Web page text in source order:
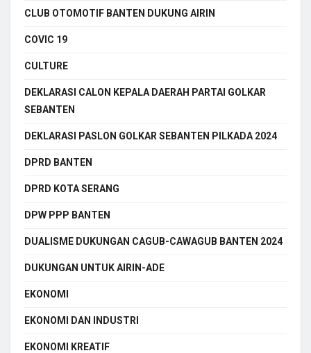
CLUB OTOMOTIF BANTEN DUKUNG AIRIN
COVIC 19
CULTURE
DEKLARASI CALON KEPALA DAERAH PARTAI GOLKAR
SEBANTEN
DEKLARASI PASLON GOLKAR SEBANTEN PILKADA 2024
DPRD BANTEN
DPRD KOTA SERANG
DPW PPP BANTEN
DUALISME DUKUNGAN CAGUB-CAWAGUB BANTEN 2024
DUKUNGAN UNTUK AIRIN-ADE
EKONOMI
EKONOMI DAN INDUSTRI
EKONOMI KREATIF